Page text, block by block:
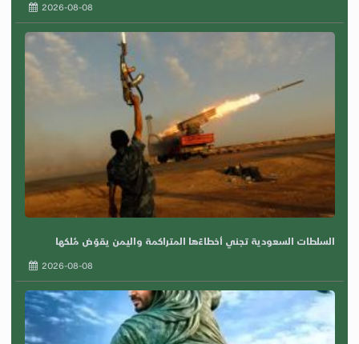
2026-08-08
السلطات السعودية تجني أخطاءًها المتراكمة واليمن يقوّض مُلكها
2026-08-08